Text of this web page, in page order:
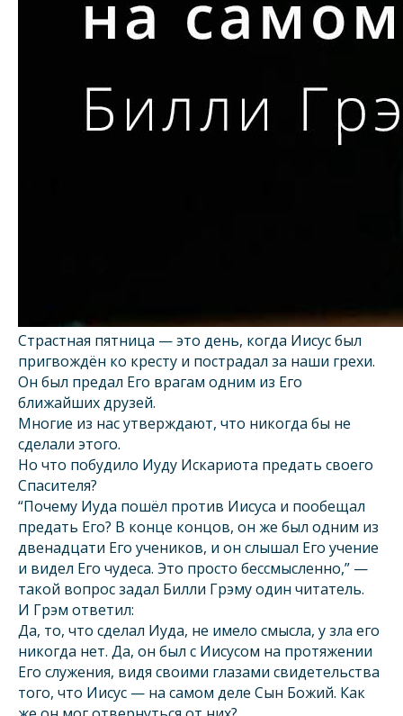
Страстная пятница — это день, когда Иисус был
пригвождён ко кресту и пострадал за наши грехи.
Он был предал Его врагам одним из Его
ближайших друзей.
Многие из нас утверждают, что никогда бы не
сделали этого.
Но что побудило Иуду Искариота предать своего
Спасителя?
“Почему Иуда пошёл против Иисуса и пообещал
предать Его? В конце концов, он же был одним из
двенадцати Его учеников, и он слышал Его учение
и видел Его чудеса. Это просто бессмысленно,” —
такой вопрос задал Билли Грэму один читатель.
И Грэм ответил:
Да, то, что сделал Иуда, не имело смысла, у зла его
никогда нет. Да, он был с Иисусом на протяжении
Его служения, видя своими глазами свидетельства
того, что Иисус — на самом деле Сын Божий. Как